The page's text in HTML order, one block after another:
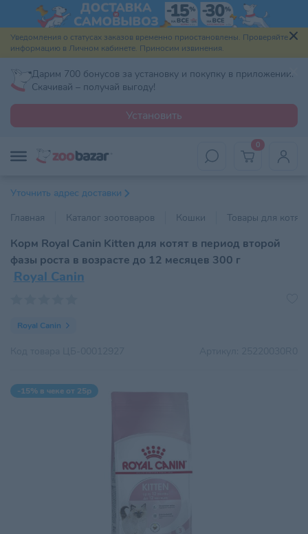
Уведомления о статусах заказов временно приостановлены. Проверяйте
информацию в Личном кабинете. Приносим извинения.
Дарим 700 бонусов за установку и покупку в приложении.
Скачивай – получай выгоду!
Установить
0
Уточнить адрес доставки
Главная
Каталог зоотоваров Кошки Товары для котят
Корм Royal Canin Kitten для котят в период второй
фазы роста в возрасте до 12 месяцев 300 г
Royal Canin
Royal Canin
-15% в чеке от 25р